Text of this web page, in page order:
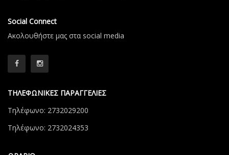
Social Connect
Aκολουθήστε μας στα social media
ΤΗΛΕΦΩΝΙΚΕΣ ΠΑΡΑΓΓΕΛΙΕΣ
Τηλέφωνο: 2732029200
Τηλέφωνο: 2732024353